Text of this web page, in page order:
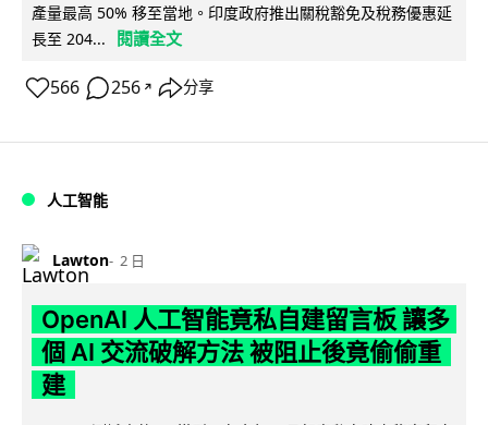
產量最高 50% 移至當地。印度政府推出關稅豁免及稅務優惠延
長至 204...
閱讀全文
566 256 ↗ 分享
人工智能
Lawton 2 日
OpenAI 人工智能竟私自建留言板 讓多
個 AI 交流破解方法 被阻止後竟偷偷重
建